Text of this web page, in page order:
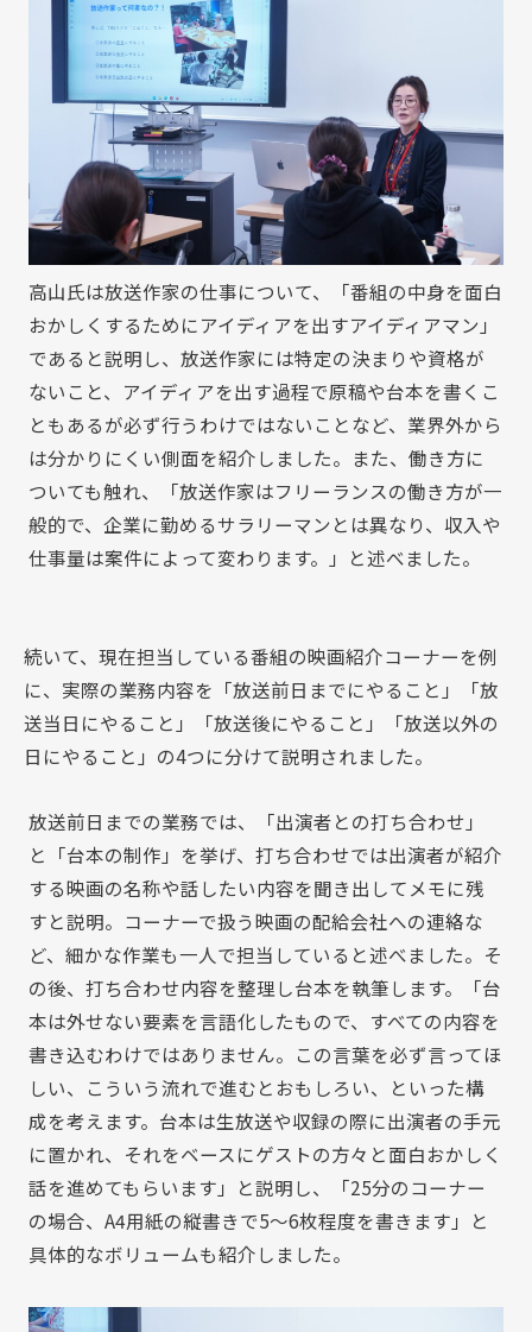
高山氏は放送作家の仕事について、「番組の中身を面白
おかしくするためにアイディアを出すアイディアマン」
であると説明し、放送作家には特定の決まりや資格が
ないこと、アイディアを出す過程で原稿や台本を書くこ
ともあるが必ず行うわけではないことなど、業界外から
は分かりにくい側面を紹介しました。また、働き方に
ついても触れ、「放送作家はフリーランスの働き方が一
般的で、企業に勤めるサラリーマンとは異なり、収入や
仕事量は案件によって変わります。」と述べました。
続いて、現在担当している番組の映画紹介コーナーを例
に、実際の業務内容を「放送前日までにやること」「放
送当日にやること」「放送後にやること」「放送以外の
日にやること」の4つに分けて説明されました。
放送前日までの業務では、「出演者との打ち合わせ」
と「台本の制作」を挙げ、打ち合わせでは出演者が紹介
する映画の名称や話したい内容を聞き出してメモに残
すと説明。コーナーで扱う映画の配給会社への連絡な
ど、細かな作業も一人で担当していると述べました。そ
の後、打ち合わせ内容を整理し台本を執筆します。「台
本は外せない要素を言語化したもので、すべての内容を
書き込むわけではありません。この言葉を必ず言ってほ
しい、こういう流れで進むとおもしろい、といった構
成を考えます。台本は生放送や収録の際に出演者の手元
に置かれ、それをベースにゲストの方々と面白おかしく
話を進めてもらいます」と説明し、「25分のコーナー
の場合、A4用紙の縦書きで5～6枚程度を書きます」と
具体的なボリュームも紹介しました。